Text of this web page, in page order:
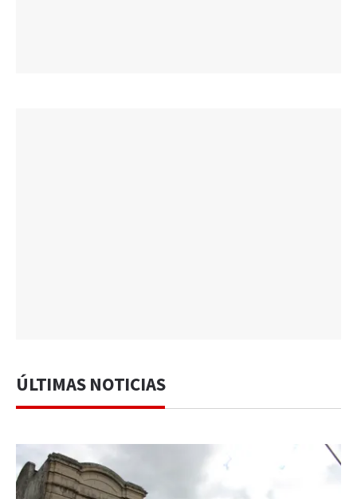
ÚLTIMAS NOTICIAS